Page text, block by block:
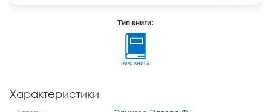
Тип книги:
печ. книга
Характеристики